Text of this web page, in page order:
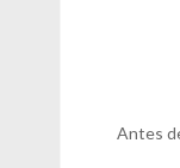
Antes